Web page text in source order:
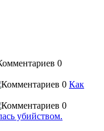
0
0 Как
0
убийством.